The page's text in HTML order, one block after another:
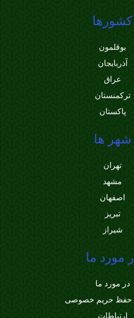
کشورها
بوقلمون
آذربایجان
عراق
ترکمنستان
پاکستان
شهر ها
تهران
مشهد
اصفهان
تبریز
شیراز
مورد ما
در مورد ما
حفظ حریم خصوصی
ارتباطات